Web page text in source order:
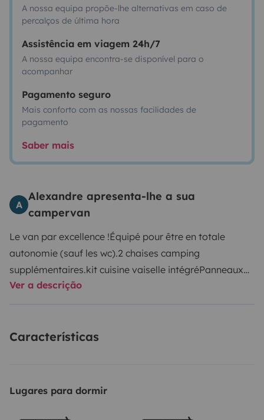
A nossa equipa propõe-lhe alternativas em caso de
percalços de última hora
Assistência em viagem 24h/7
A nossa equipa encontra-se disponível para o
acompanhar
Pagamento seguro
Mais conforto com as nossas facilidades de
pagamento
Saber mais
A
Alexandre apresenta-lhe a sua
campervan
Le van par excellence !Équipé pour être en totale
autonomie (sauf les wc).2 chaises camping
supplémentaires.kit cuisine vaiselle intégréPanneaux
photovoltaiques -> autonomie
avec son plein de diesel.
Ver a descrição
Características
Lugares para dormir